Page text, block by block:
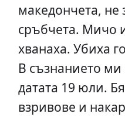
македончета,
сръбчета. Мичо
хванаха. Убиха
В съзнанието ми
датата 19 юли.
взривове и